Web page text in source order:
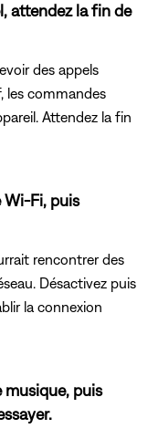
attendez la fin de
des appels
les commandes
Attendez la fin
Wi-Fi, puis
rencontrer des
Désactivez puis
la connexion
musique, puis